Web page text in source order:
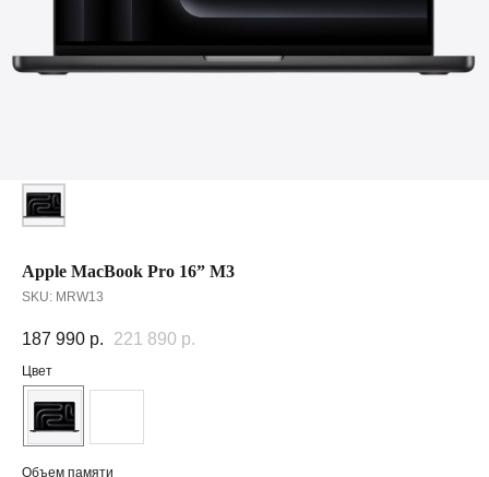
Apple MacBook Pro 16” M3
SKU: MRW13
187 990 р. 221 890 р.
Цвет
Объем памяти